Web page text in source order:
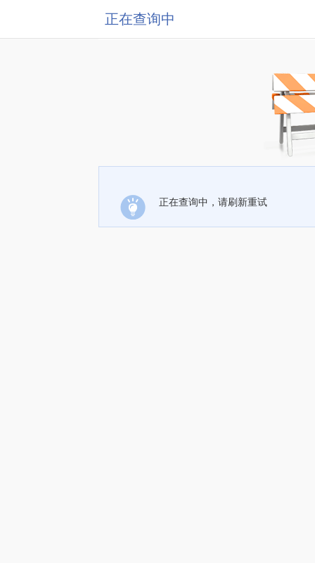
正在查询中
正在查询中，请刷新重试